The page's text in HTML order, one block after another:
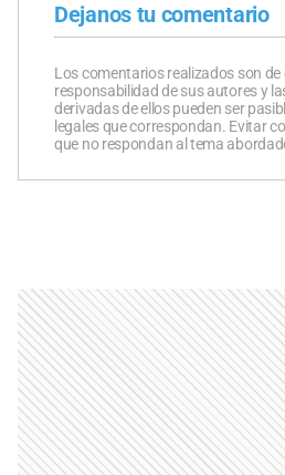
Dejanos tu comentario
Los comentarios realizados son de
responsabilidad de sus autores y
derivadas de ellos pueden ser
legales que correspondan. Evitar
que no respondan al tema